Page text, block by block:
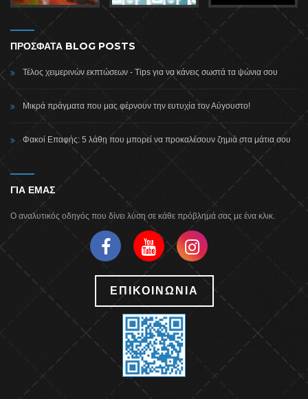
ΠΡΟΣΦΑΤΑ BLOG POSTS
Τέλος χειμερινών εκπτώσεων - Tips για να κάνεις σωστά τα ψώνια σου
Μικρά πράγματα που μας φέρνουν την ευτυχία τον Αύγουστο!
Φακοί Επαφής: 5 λάθη που μπορεί να προκαλέσουν ζημιά στα μάτια σου
ΓΙΑ ΕΜΑΣ
Ο αναλυτικός οδηγός που δίνει λύση σε κάθε πρόβλημά σας με ένα κλικ.
ΕΠΙΚΟΙΝΩΝΙΑ